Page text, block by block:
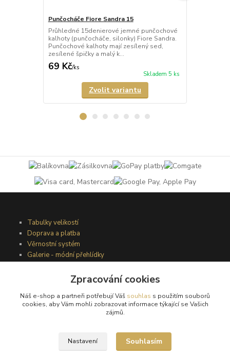
Punčocháče Fiore Sandra 15
Průhledné 15denierové jemné punčochové
kalhoty (punčocháče, silonky) Fiore Sandra.
Punčochové kalhoty mají zesílený sed,
zesílené špičky a malý k...
69 Kč/ks
Skladem 5 ks
Zvolit variantu
Tabulky velikostí
Doprava a platba
Věrnostní systém
Galerie - módní přehlídky
Obchodní podmínky
Zpracování cookies
Náš e-shop a partneři potřebují Váš souhlas s použitím souborů
cookies, aby Vám mohli zobrazovat informace týkající se Vašich
zájmů.
Nastavení Souhlasím